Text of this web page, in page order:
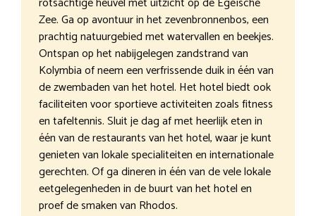
Zee. Ga op avontuur in het zevenbronnenbos, een
prachtig natuurgebied met watervallen en beekjes.
Ontspan op het nabijgelegen zandstrand van
Kolymbia of neem een verfrissende duik in één van
de zwembaden van het hotel. Het hotel biedt ook
faciliteiten voor sportieve activiteiten zoals fitness
en tafeltennis. Sluit je dag af met heerlijk eten in
één van de restaurants van het hotel, waar je kunt
genieten van lokale specialiteiten en internationale
gerechten. Of ga dineren in één van de vele lokale
eetgelegenheden in de buurt van het hotel en
proef de smaken van Rhodos.